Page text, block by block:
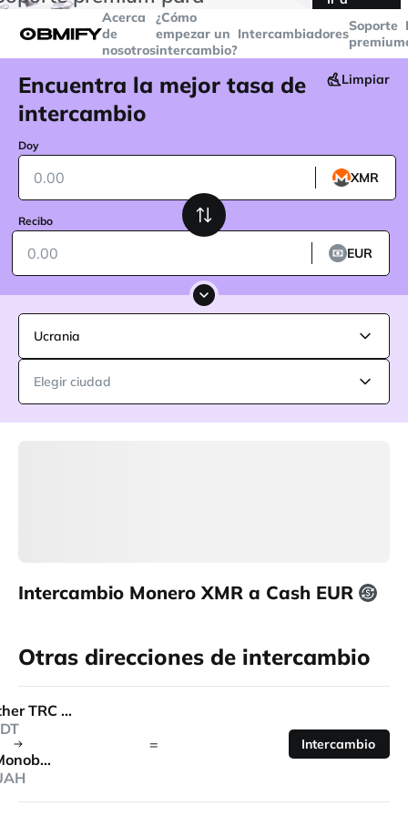
superiores a
Acerca
de
nosotros
¿Cómo
empezar un
intercambio?
IntercambiadoresSoporte
premium
Encuentra la mejor tasa de
intercambio
Limpiar
Doy
XMR
Recibo
EUR
Ucrania
Elegir ciudad
Intercambio Monero XMR a Cash EUR
Otras direcciones de intercambio
Tether TRC 20
Monobank
= Intercambio